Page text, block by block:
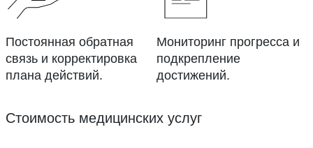
Постоянная обратная
связь и корректировка
плана действий.
Мониторинг прогресса и
подкрепление
достижений.
Стоимость медицинских услуг